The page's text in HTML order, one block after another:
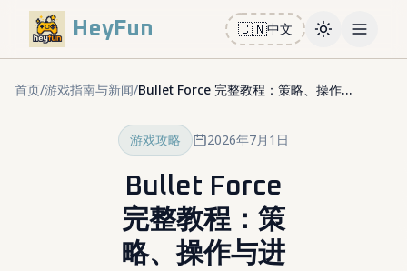
HeyFun 🇨🇳中文 ToggleOpen
首页/游戏指南与新闻/ Bullet Force 完整教程：策略、操作与进阶技巧
游戏攻略 2026年7月1日
Bullet Force
完整教程：策
略、操作与进